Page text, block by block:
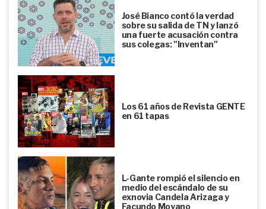
José Bianco contó la verdad
sobre su salida de TN y lanzó
una fuerte acusación contra
sus colegas: "Inventan"
Los 61 años de Revista GENTE
en 61 tapas
L-Gante rompió el silencio en
medio del escándalo de su
exnovia Candela Arizaga y
Facundo Moyano